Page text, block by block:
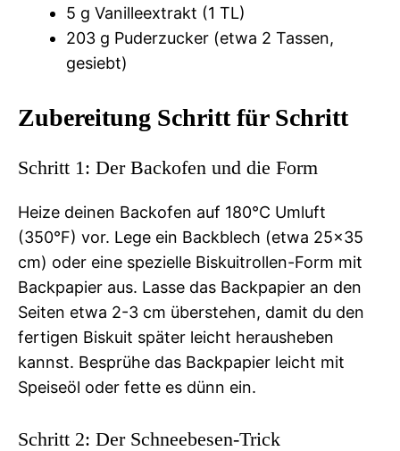
5 g Vanilleextrakt (1 TL)
203 g Puderzucker (etwa 2 Tassen,
gesiebt)
Zubereitung Schritt für Schritt
Schritt 1: Der Backofen und die Form
Heize deinen Backofen auf 180°C Umluft
(350°F) vor. Lege ein Backblech (etwa 25×35
cm) oder eine spezielle Biskuitrollen-Form mit
Backpapier aus. Lasse das Backpapier an den
Seiten etwa 2-3 cm überstehen, damit du den
fertigen Biskuit später leicht herausheben
kannst. Besprühe das Backpapier leicht mit
Speiseöl oder fette es dünn ein.
Schritt 2: Der Schneebesen-Trick